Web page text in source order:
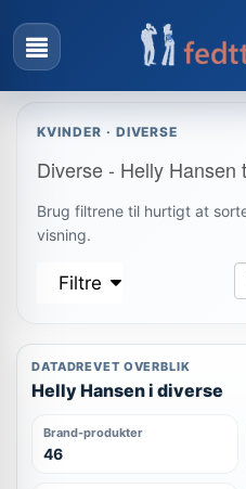
KVINDER · DIVERSE
Diverse - Helly Hansen
Brug filtrene til hurtigt at
visning.
Filtre
DATADREVET OVERBLIK
Helly Hansen i diverse
Brand-produkter
46